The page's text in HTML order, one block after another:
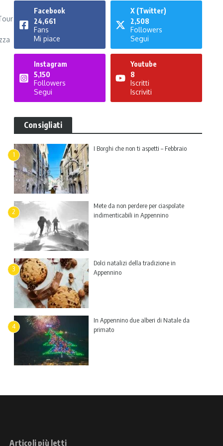
Facebook
24,661
Fans
Mi piace
X (Twitter)
2,508
Followers
Segui
Instagram
5,150
Followers
Segui
Youtube
8
Iscritti
Iscriviti
Consigliati
1
I Borghi che non ti aspetti – Febbraio
2
Mete da non perdere per ciaspolate
indimenticabili in Appennino
3
Dolci natalizi della tradizione in
Appennino
4
In Appennino due alberi di Natale da
primato
Articoli più letti